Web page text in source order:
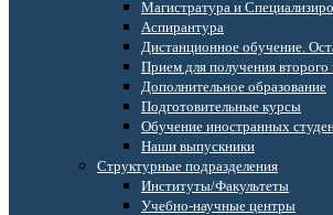
Магистратура и
Аспирантура
Дистанционное обучение.
Прием для получения
Дополнительное образование
Подготовительные курсы
Обучение иностранных
Наши выпускники
Структурные подразделения
Институты/Факультеты
Учебно-научные центры